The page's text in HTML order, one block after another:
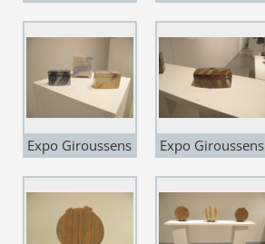
Martin
Barnsdale"
Martin
Barnsdale"
Expo Giroussens
Martin
Barnsdale"
Expo Giroussens
Martin
Barnsdale"